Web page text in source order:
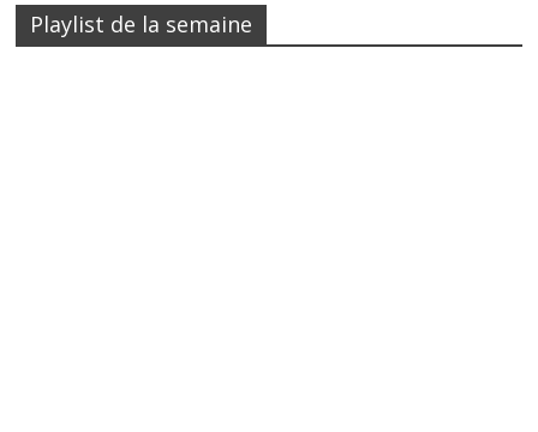
Playlist de la semaine